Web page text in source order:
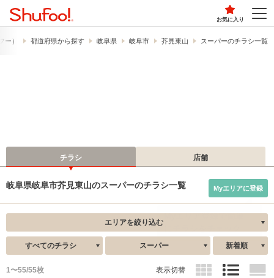
お気に入り
ー） 都道府県から探す 岐阜県 岐阜市 芥見東山 スーパーのチラシ一覧
チラシ 店舗
岐阜県岐阜市芥見東山のスーパーのチラシ一覧 Myエリアに登録
エリアを絞り込む
すべてのチラシ スーパー 新着順
1〜55/55枚 表示切替